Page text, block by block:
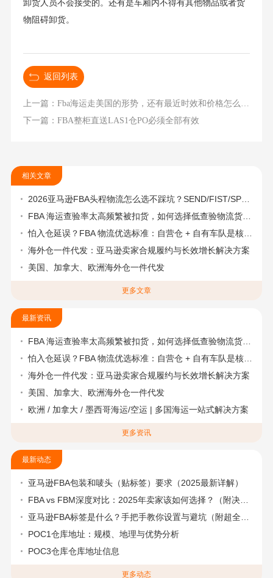
卸货人员不会接受的。还有是车厢内不得有其他物品或者货
物阻碍卸货。
返回列表
上一篇：Fba海运走美国的形势，还有最近时效和价格怎么样？
下一篇：FBA整柜直送LAS1仓PO必须全部有效
相关文章
2026亚马逊FBA头程物流怎么选不踩坑？SEND/FIST/SPN官方认证物流商，只有这家敢承诺“准达率第一”
FBA 海运查验率太高频繁被扣货，如何选择低查验物流货代？
怕入仓延误？FBA 物流优选标准：自营仓 + 自有车队是核心硬指标
海外仓一件代发：亚马逊卖家合规履约与长效增长解决方案
美国、加拿大、欧洲海外仓一件代发
更多文章
最新资讯
FBA 海运查验率太高频繁被扣货，如何选择低查验物流货代？
怕入仓延误？FBA 物流优选标准：自营仓 + 自有车队是核心硬指标
海外仓一件代发：亚马逊卖家合规履约与长效增长解决方案
美国、加拿大、欧洲海外仓一件代发
欧洲 / 加拿大 / 墨西哥海运/空运 | 多国海运一站式解决方案
更多资讯
最新动态
亚马逊FBA包装和唛头（贴标签）要求（2025最新详解）
FBA vs FBM深度对比：2025年卖家该如何选择？（附决策流程图）
亚马逊FBA标签是什么？手把手教你设置与避坑（附超全指南）
POC1仓库地址：规模、地理与优势分析
POC3仓库仓库地址信息
更多动态